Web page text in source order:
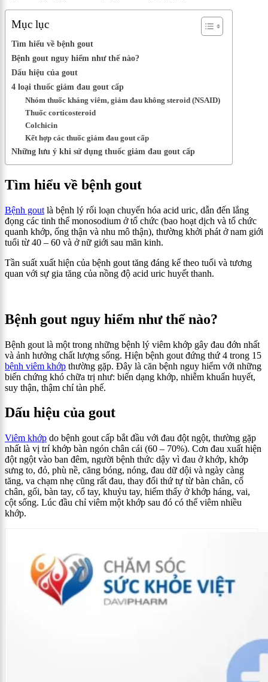
Mục lục
Tìm hiểu về bệnh gout
Bệnh gout nguy hiểm như thế nào?
Dấu hiệu của gout
4 loại thuốc giảm đau gout cấp
Nhóm thuốc kháng viêm, giảm đau không steroid (NSAID)
Thuốc corticosteroid
Colchicin
Kết hợp các thuốc giảm đau gout cấp
Những lưu ý khi sử dụng thuốc giảm đau gout cấp
Tìm hiểu về bệnh gout
Bệnh gout là bệnh lý rối loạn chuyển hóa acid uric, dẫn đến lắng
đọng các tinh thể monosodium ở tổ chức (bao hoạt dịch và tổ chức
quanh khớp, ống thận và nhu mô thận), thường khởi phát ở nam giới
tuổi từ 40 – 60 và ở nữ giới sau mãn kinh.
Tần suất xuất hiện của bệnh gout tăng đáng kể theo tuổi và tương
quan với sự gia tăng của nồng độ acid uric huyết thanh.
Bệnh gout nguy hiểm như thế nào?
Bệnh gout là một trong những bệnh lý viêm khớp gây đau đớn nhất
và ảnh hưởng chất lượng sống. Hiện bệnh gout đứng thứ 4 trong 15
bệnh viêm khớp thường gặp. Đây là căn bệnh nguy hiểm với những
biến chứng khó chữa trị như: biến dạng khớp, nhiễm khuẩn huyết,
suy thận, thậm chí tàn phế.
Dấu hiệu của gout
Viêm khớp do bệnh gout cấp bắt đầu với đau đột ngột, thường gặp
nhất là vị trí khớp bàn ngón chân cái (60 – 70%). Cơn đau xuất hiện
đột ngột vào ban đêm, người bệnh thức dậy vì đau ở khớp, khớp
sưng to, đỏ, phù nề, căng bóng, nóng, đau dữ dội và ngày càng
tăng, va chạm nhẹ cũng rất đau, thay đổi thứ tự từ bàn chân, cổ
chân, gối, bàn tay, cổ tay, khuỷu tay, hiếm thấy ở khớp háng, vai,
cột sống. Lúc đầu chỉ viêm một khớp sau đó có thể viêm nhiều
khớp.